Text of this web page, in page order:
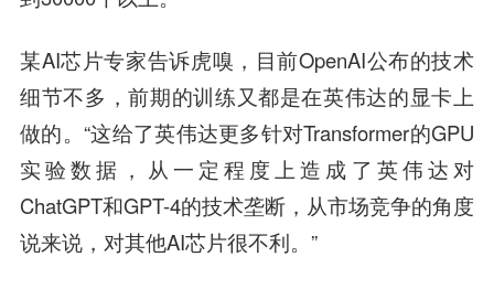
某AI芯片专家告诉虎嗅，目前OpenAI公布的技术
细节不多，前期的训练又都是在英伟达的显卡上
做的。“这给了英伟达更多针对Transformer的GPU
实验数据，从一定程度上造成了英伟达对
ChatGPT和GPT-4的技术垄断，从市场竞争的角度
说来说，对其他AI芯片很不利。”